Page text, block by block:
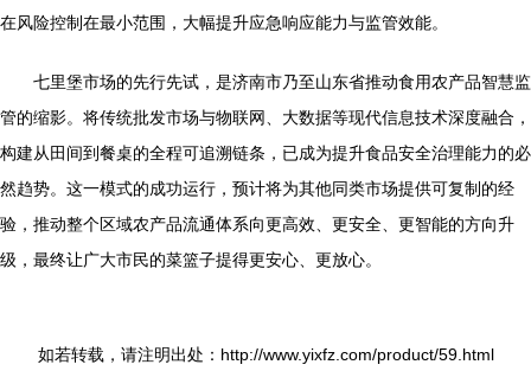
在风险控制在最小范围，大幅提升应急响应能力与监管效能。
七里堡市场的先行先试，是济南市乃至山东省推动食用农产品智慧监
管的缩影。将传统批发市场与物联网、大数据等现代信息技术深度融合，
构建从田间到餐桌的全程可追溯链条，已成为提升食品安全治理能力的必
然趋势。这一模式的成功运行，预计将为其他同类市场提供可复制的经
验，推动整个区域农产品流通体系向更高效、更安全、更智能的方向升
级，最终让广大市民的菜篮子提得更安心、更放心。
如若转载，请注明出处：http://www.yixfz.com/product/59.html